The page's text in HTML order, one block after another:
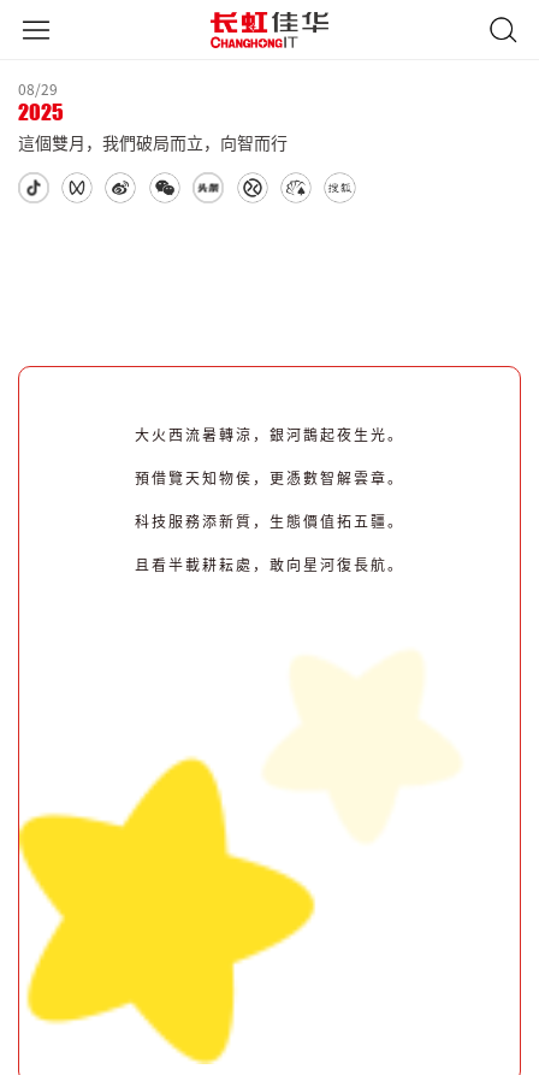
08/29
2025
這個雙月，我們破局而立，向智而行
大火西流暑轉涼， 銀河鵲起夜生光。
預借覽天知物侯， 更憑數智解雲章。
科技服務添新質， 生態價值拓五疆。
且看半載耕耘處， 敢向星河復長航。